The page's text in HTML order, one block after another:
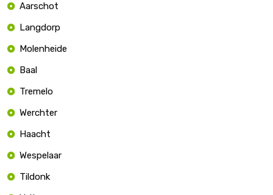
Aarschot
Langdorp
Molenheide
Baal
Tremelo
Werchter
Haacht
Wespelaar
Tildonk